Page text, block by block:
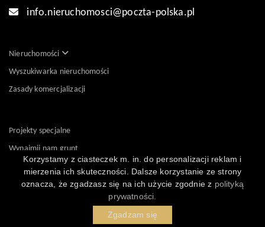
info.nieruchomosci@poczta-polska.pl
Nieruchomości
Wyszukiwarka nieruchomości
Zasady komercjalizacji
Projekty specjalne
Wynajmij nam grunt
Kontakt
Polityka prywatności
Korzystamy z ciasteczek m. in. do personalizacji reklam i
mierzenia ich skuteczności. Dalsze korzystanie ze strony
oznacza, że zgadzasz się na ich użycie zgodnie z polityką
prywatności.
Zgadzam się